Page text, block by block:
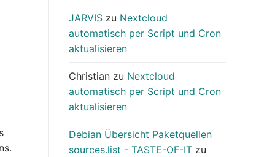
JARVIS zu Nextcloud
automatisch per Script und Cron
aktualisieren
Christian zu Nextcloud
automatisch per Script und Cron
aktualisieren
Debian Übersicht Paketquellen
sources.list - TASTE-OF-IT zu